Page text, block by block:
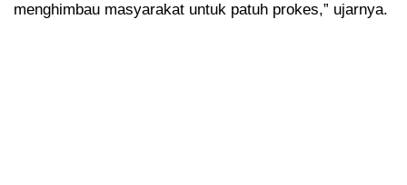
menghimbau masyarakat untuk patuh prokes,” ujarnya.